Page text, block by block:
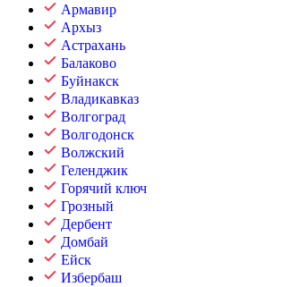
Армавир
Архыз
Астрахань
Балаково
Буйнакск
Владикавказ
Волгоград
Волгодонск
Волжский
Геленджик
Горячий ключ
Грозный
Дербент
Домбай
Ейск
Избербаш